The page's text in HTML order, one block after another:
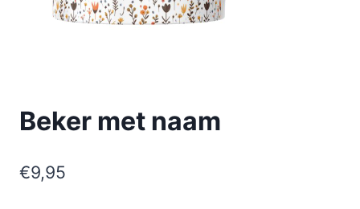
Beker met naam
€9,95